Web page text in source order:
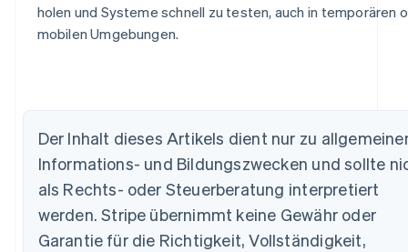
holen und Systeme schnell zu testen, auch in temporären
mobilen Umgebungen.
Der Inhalt dieses Artikels dient nur zu
Informations- und Bildungszwecken und sollte
als Rechts- oder Steuerberatung interpretiert
werden. Stripe übernimmt keine Gewähr oder
Garantie für die Richtigkeit, Vollständigkeit,
Australien
PortuguêsEnglish
English
Dänemark
English
Deutschland
Deutsch English